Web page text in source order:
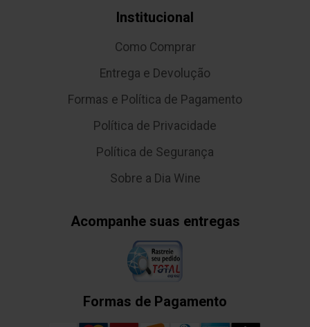
Institucional
Como Comprar
Entrega e Devolução
Formas e Política de Pagamento
Política de Privacidade
Política de Segurança
Sobre a Dia Wine
Acompanhe suas entregas
Formas de Pagamento